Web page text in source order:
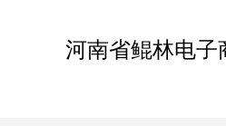
河南省鲲林电子